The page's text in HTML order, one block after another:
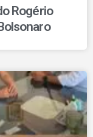
Rogério